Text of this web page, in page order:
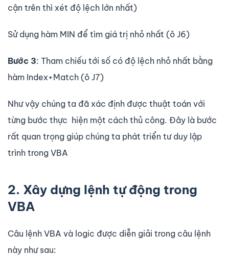
cận trên thì xét độ lệch lớn nhất)
Sử dụng hàm MIN để tìm giá trị nhỏ nhất (ô J6)
Bước 3: Tham chiếu tới số có độ lệch nhỏ nhất bằng
hàm Index+Match (ô J7)
Như vậy chúng ta đã xác định được thuật toán với
từng bước thực hiện một cách thủ công. Đây là bước
rất quan trọng giúp chúng ta phát triển tư duy lập
trình trong VBA
2. Xây dựng lệnh tự động trong
VBA
Câu lệnh VBA và logic được diễn giải trong câu lệnh
này như sau: